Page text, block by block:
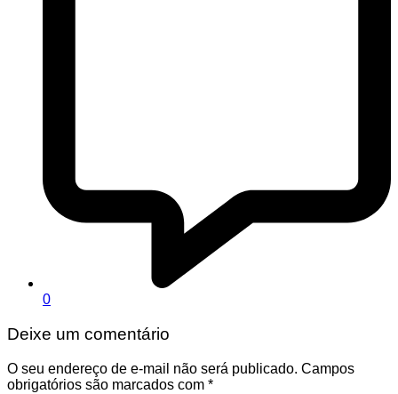
0
Deixe um comentário
O seu endereço de e-mail não será publicado. Campos
obrigatórios são marcados com *